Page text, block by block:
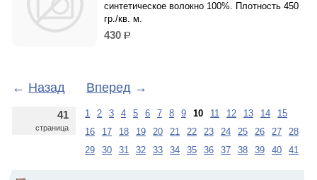
синтетическое волокно 100%. Плотность 450
гр./кв. м.
430 р.
← Назад Вперед →
41
страница
1 2 3 4 5 6 7 8 9 10 11 12 13 14
15
16
17 18 19 20 21 22 23 24 25 26 27
28
29
30 31 32 33 34 35 36 37 38 39 40 41